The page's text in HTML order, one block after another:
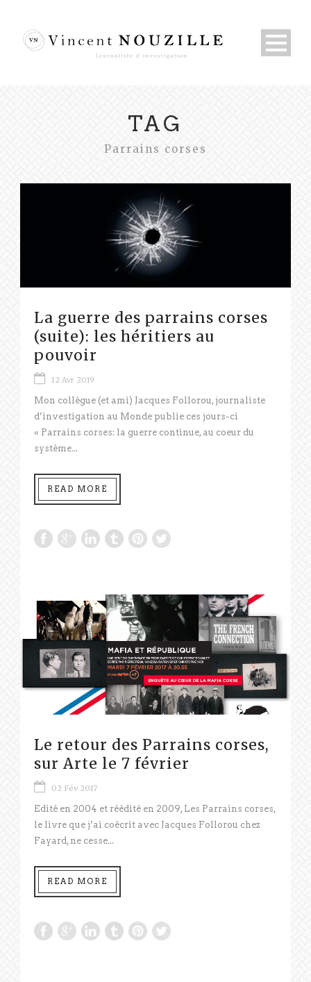
TAG
Parrains corses
La guerre des parrains corses
(suite): les héritiers au
pouvoir
12 Avr 2019
Mon collègue (et ami) Jacques Follorou, journaliste
d’investigation au Monde publie ces jours-ci
« Parrains corses: la guerre continue, au coeur du
système...
READ MORE
Le retour des Parrains corses,
sur Arte le 7 février
02 Fév 2017
Edité en 2004 et réédité en 2009, Les Parrains corses,
le livre que j’ai coécrit avec Jacques Follorou chez
Fayard, ne cesse...
READ MORE